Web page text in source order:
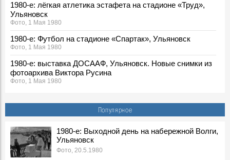
1980-е: лёгкая атлетика эстафета на стадионе «Труд»,
Ульяновск
Фото, 1 Мая 1980
1980-е: Футбол на стадионе «Спартак», Ульяновск
Фото, 1 Мая 1980
1980-е: выставка ДОСААФ, Ульяновск. Новые снимки из
фотоархива Виктора Русина
Фото, 1 Мая 1980
Новые снимки из фотоархива Виктора Русина
Фото, 30 Апреля 1980
1980-е: посевная, Ульяновская область. Новые снимки из
фотоархива Виктора Русина
Фото, 1 Мая 1980
Популярное
1980-е: Выходной день на набережной Волги,
Ульяновск
Фото, 20.5.1980